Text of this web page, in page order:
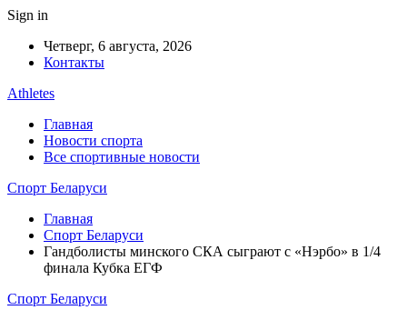
Sign in
Четверг, 6 августа, 2026
Контакты
Athletes
Главная
Новости спорта
Все спортивные новости
Спорт Беларуси
Главная
Спорт Беларуси
Гандболисты минского СКА сыграют с «Нэрбо» в 1/4
финала Кубка ЕГФ
Спорт Беларуси